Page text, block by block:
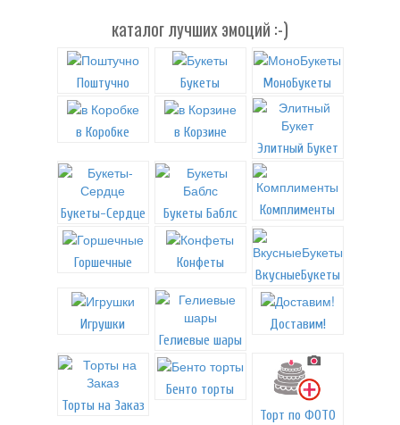
каталог лучших эмоций :-)
Поштучно Букеты МоноБукеты
в Коробке
в Корзине
Элитный Букет
Букеты-Сердце Букеты Баблс Комплименты
Горшечные
Конфеты
ВкусныеБукеты
Игрушки
Гелиевые шары
Доставим!
Торты на Заказ
Бенто торты
Торт по ФОТО